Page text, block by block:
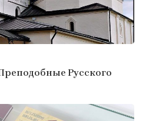
Русского